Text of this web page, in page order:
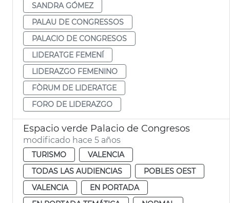
SANDRA GÓMEZ
PALAU DE CONGRESSOS
PALACIO DE CONGRESOS
LIDERATGE FEMENÍ
LIDERAZGO FEMENINO
FÒRUM DE LIDERATGE
FORO DE LIDERAZGO
Espacio verde Palacio de Congresos
modificado hace 5 años
TURISMO
VALENCIA
TODAS LAS AUDIENCIAS
POBLES OEST
VALENCIA
EN PORTADA